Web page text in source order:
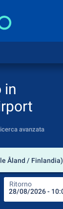
in
avanzata
Åland / Finlandia)
Ritorno